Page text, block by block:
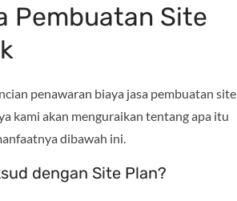
Pembuatan Site
penawaran biaya jasa pembuatan site
kami akan menguraikan tentang apa itu
dibawah ini.
dengan Site Plan?